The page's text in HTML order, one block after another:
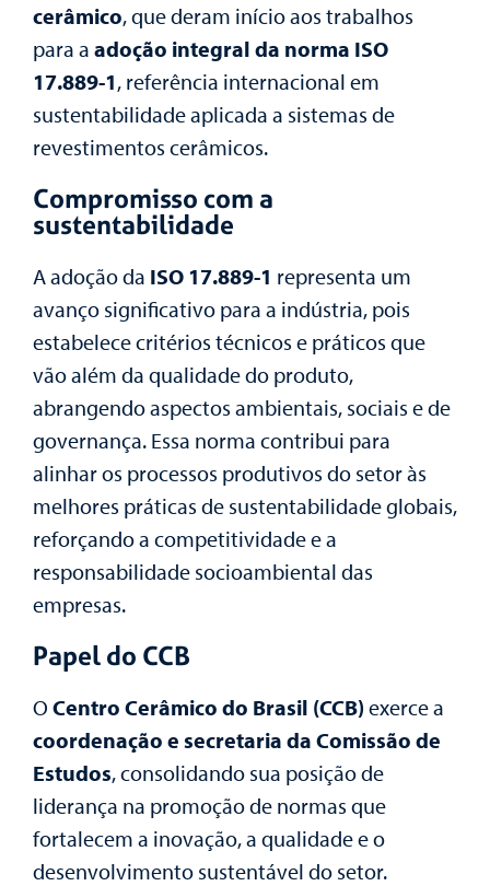
cerâmico, que deram início aos trabalhos
para a adoção integral da norma ISO
17.889-1, referência internacional em
sustentabilidade aplicada a sistemas de
revestimentos cerâmicos.
Compromisso com a
sustentabilidade
A adoção da ISO 17.889-1 representa um
avanço significativo para a indústria, pois
estabelece critérios técnicos e práticos que
vão além da qualidade do produto,
abrangendo aspectos ambientais, sociais e de
governança. Essa norma contribui para
alinhar os processos produtivos do setor às
melhores práticas de sustentabilidade globais,
reforçando a competitividade e a
responsabilidade socioambiental das
empresas.
Papel do CCB
O Centro Cerâmico do Brasil (CCB) exerce a
coordenação e secretaria da Comissão de
Estudos, consolidando sua posição de
liderança na promoção de normas que
fortalecem a inovação, a qualidade e o
desenvolvimento sustentável do setor.